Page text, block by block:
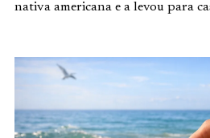
nativa americana e a levou para